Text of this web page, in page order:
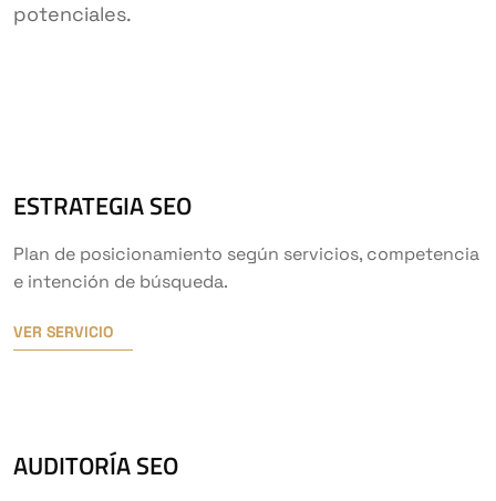
potenciales.
ESTRATEGIA SEO
Plan de posicionamiento según servicios, competencia
e intención de búsqueda.
VER SERVICIO
AUDITORÍA SEO